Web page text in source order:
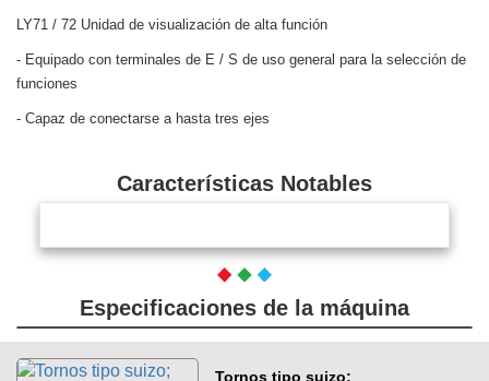
LY71 / 72 Unidad de visualización de alta función
- Equipado con terminales de E / S de uso general para la selección de
funciones
- Capaz de conectarse a hasta tres ejes
Características Notables
Especificaciones de la máquina
Tornos tipo suizo;